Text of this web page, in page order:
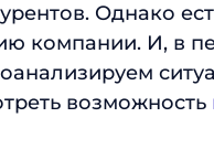
Однако
компании. И, в
возможность